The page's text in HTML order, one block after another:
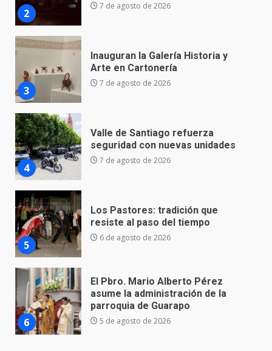
3
7 de agosto de 2026
4
Valle de Santiago refuerza
seguridad con nuevas unidades
7 de agosto de 2026
5
Los Pastores: tradición que
resiste al paso del tiempo
6 de agosto de 2026
6
El Pbro. Mario Alberto Pérez
asume la administración de la
parroquia de Guarapo
5 de agosto de 2026
7
FORTALECE LA SEGURIDAD Y LA
LEGALIDAD CON LA
TRANSFERENCIA DE ARMAS DE
FUEGO A LA SECRETARÍA DE LA